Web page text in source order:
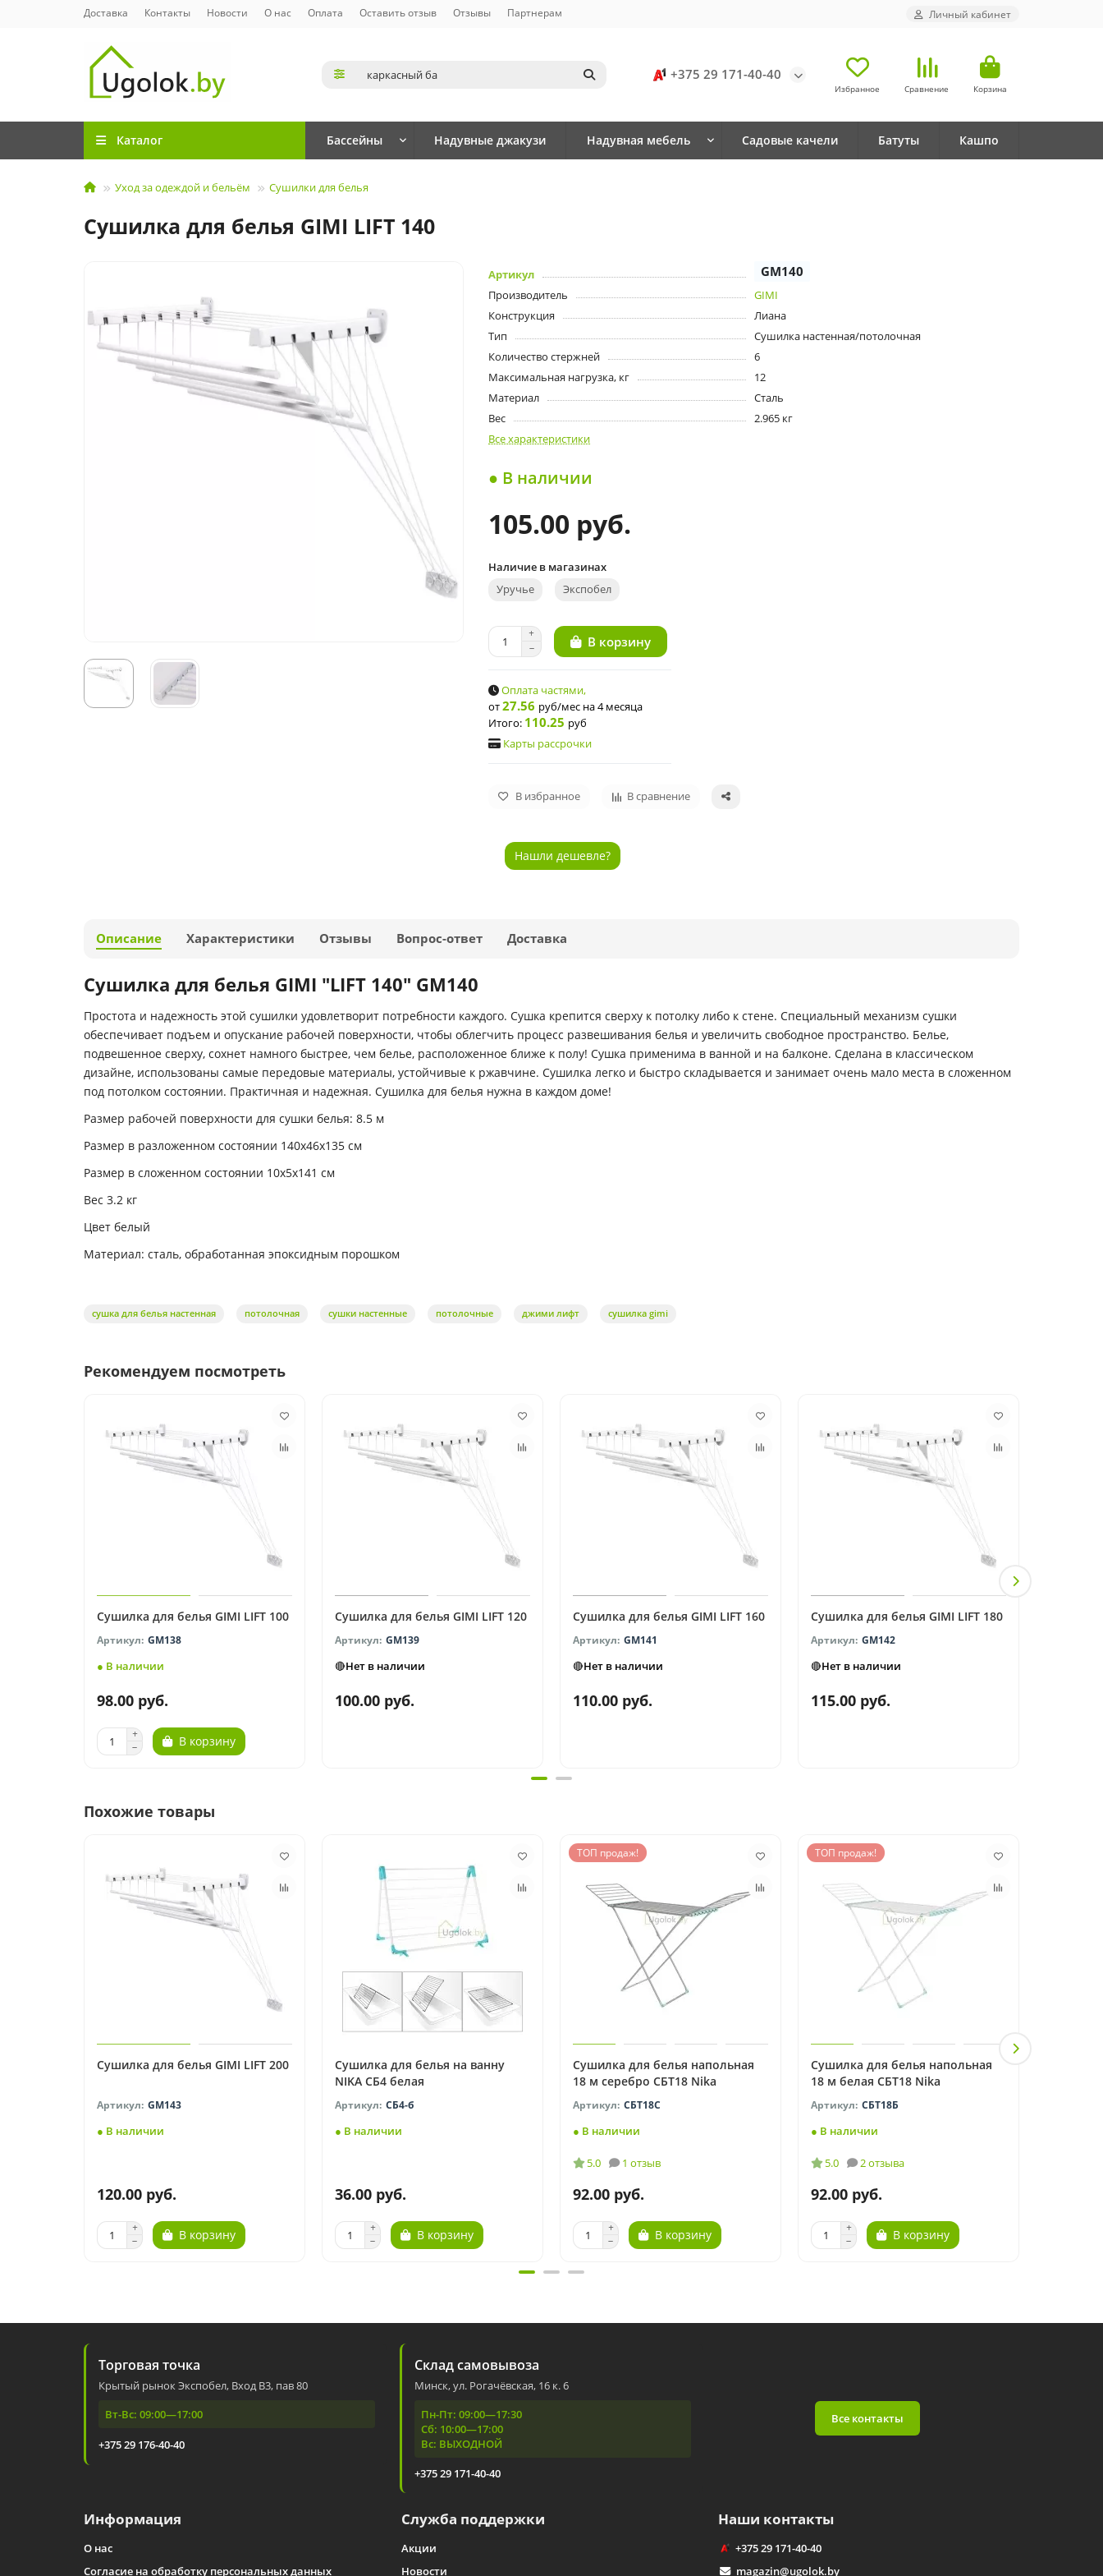
Доставка Контакты Новости О нас Оплата Оставить отзыв Отзывы Партнерам Личный кабинет
+375 29 171-40-40
Избранное Сравнение Корзина
Каталог Бассейны Надувные джакузи Надувная мебель Садовые качели Батуты Кашпо
Уход за одеждой и бельём Сушилки для белья
Сушилка для белья GIMI LIFT 140
Артикул GM140
Производитель
GIMI
Конструкция
Лиана
Тип
Сушилка настенная/потолочная
Количество стержней
6
Максимальная нагрузка, кг
12
Материал
Сталь
Вес
2.965 кг
Все характеристики
● В наличии
105.00 руб.
Наличие в магазинах
Уручье Экспобел
В корзину
Оплата частями,
от27.56 руб/мес на 4 месяца
Итого: 110.25 руб
Карты рассрочки
В избранное В сравнение
Нашли дешевле?
Описание Характеристики Отзывы Вопрос-ответ Доставка
Сушилка для белья GIMI "LIFT 140" GM140
Простота и надежность этой сушилки удовлетворит потребности каждого. Сушка крепится сверху к потолку либо к стене. Специальный механизм сушки
обеспечивает подъем и опускание рабочей поверхности, чтобы облегчить процесс развешивания белья и увеличить свободное пространство. Белье,
подвешенное сверху, сохнет намного быстрее, чем белье, расположенное ближе к полу! Сушка применима в ванной и на балконе. Cделана в классическом
дизайне, использованы самые передовые материалы, устойчивые к ржавчине. Сушилка легко и быстро складывается и занимает очень мало места в сложенном
под потолком состоянии. Практичная и надежная. Сушилка для белья нужна в каждом доме!
Размер рабочей поверхности для сушки белья: 8.5 м
Размер в разложенном состоянии 140х46х135 см
Размер в сложенном состоянии 10х5х141 см
Вес 3.2 кг
Цвет белый
Материал: сталь, обработанная эпоксидным порошком
сушка для белья настенная потолочная сушки настенные потолочные джими лифт сушилка gimi
Рекомендуем посмотреть
Сушилка для белья GIMI LIFT 100
GM138
● В наличии
98.00 руб.
В корзину
Сушилка для белья GIMI LIFT 120
GM139
🔴Нет в наличии
100.00 руб.
Сушилка для белья GIMI LIFT 160
GM141
🔴Нет в наличии
110.00 руб.
Сушилка для белья GIMI LIFT 180
GM142
🔴Нет в наличии
115.00 руб.
Похожие товары
Сушилка для белья GIMI LIFT 200
GM143
● В наличии
120.00 руб.
В корзину
Сушилка для белья на ванну
NIKA СБ4 белая
СБ4-б
● В наличии
36.00 руб.
В корзину
ТОП продаж!
Сушилка для белья напольная
18 м серебро СБТ18 Nika
СБТ18С
● В наличии
5.0 1 отзыв
92.00 руб.
В корзину
ТОП продаж!
Сушилка для белья напольная
18 м белая СБТ18 Nika
СБТ18Б
● В наличии
5.0 2 отзыва
92.00 руб.
В корзину
Торговая точка
Крытый рынок Экспобел, Вход В3, пав 80
Вт-Вс: 09:00—17:00
+375 29 176-40-40
Склад самовывоза
Минск, ул. Рогачёвская, 16 к. 6
Пн-Пт: 09:00—17:30
Сб: 10:00—17:00
Вс: ВЫХОДНОЙ
+375 29 171-40-40
Все контакты
Информация
О нас
Согласие на обработку персональных данных
Служба поддержки
Акции
Новости
Наши контакты
+375 29 171-40-40
magazin@ugolok.by